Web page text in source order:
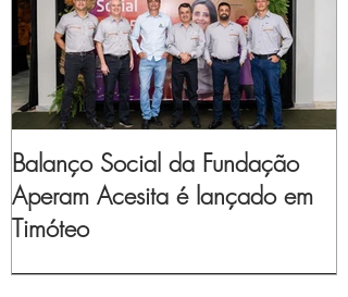
Balanço Social da Fundação
Aperam Acesita é lançado em
Timóteo